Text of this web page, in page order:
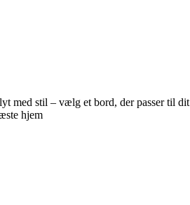
med stil – vælg et bord, der passer til dit
hjem